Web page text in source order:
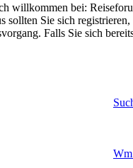
willkommen bei:
sollten Sie sich
Falls Sie sich